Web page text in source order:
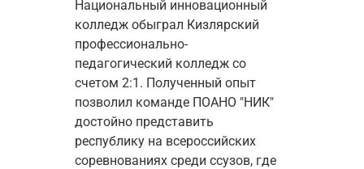
Национальный инновационный
колледж обыграл Кизлярский
профессионально-
педагогический колледж со
счетом 2:1. Полученный опыт
позволил команде ПОАНО "НИК"
достойно представить
республику на всероссийских
соревнованиях среди ссузов, где